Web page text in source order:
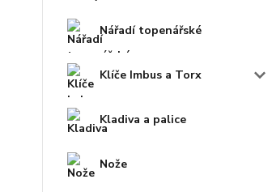
Nářadí topenářské
Klíče Imbus a Torx
Kladiva a palice
Nože